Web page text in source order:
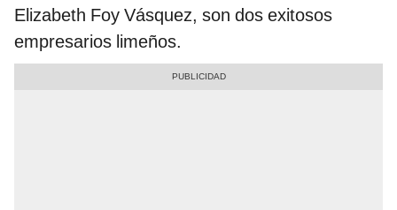
Elizabeth Foy Vásquez, son dos exitosos
empresarios limeños.